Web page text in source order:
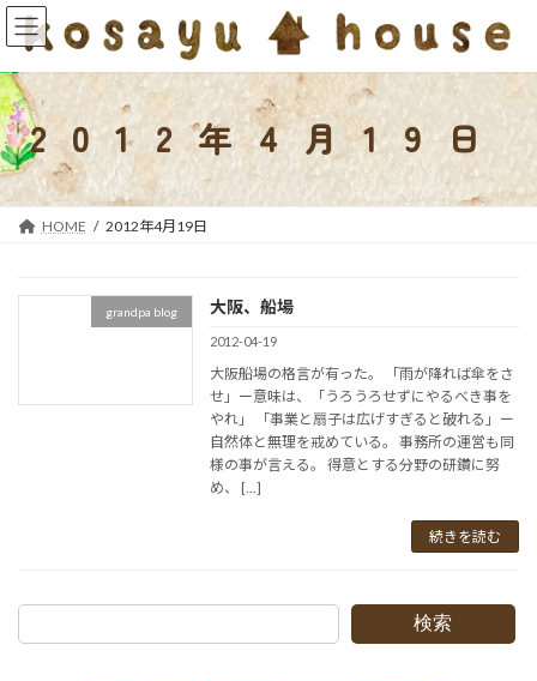
コ
ン
ン
ツ
へ
ス
キ
ッ
ナ
ビ
ー
シ
ョ
ン
に
移
2012年4月19日
HOME 2012年4月19日
grandpa blog 大阪、船場
2012-04-19
大阪船場の格言が有った。 「雨が降れば傘をさ
せ」ー意味は、「うろうろせずにやるべき事を
やれ」 「事業と扇子は広げすぎると破れる」ー
自然体と無理を戒めている。 事務所の運営も同
様の事が言える。 得意とする分野の研鑽に努
め、 […]
続きを読む
検索